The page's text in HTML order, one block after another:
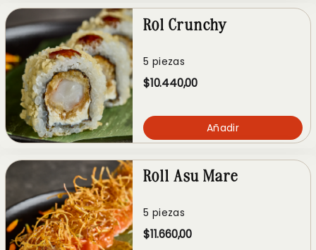
Rol Crunchy
5 piezas
$10.440,00
Añadir
Roll Asu Mare
5 piezas
$11.660,00